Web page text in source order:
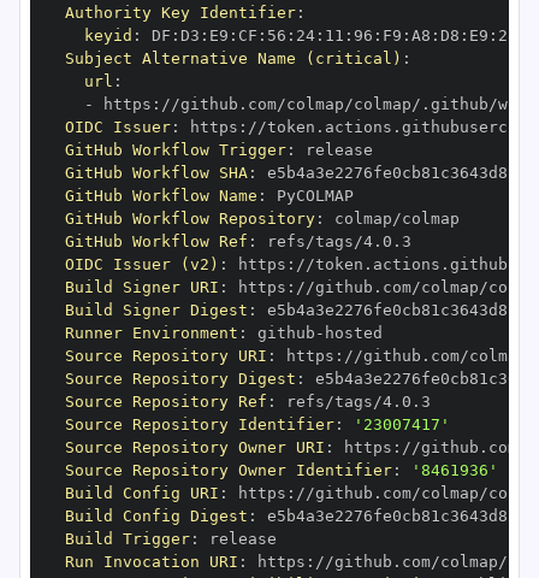
Authority Key Identifier:
keyid : DF : D3 : E9 : CF : 56 : 24: 11 : 96 : F9 : A8 : D8 : E9 : 28
Subject Alternative Name (critical) :
url :
-
https : //github.com/colmap/colmap/.github/
OIDC Issuer: https :
GitHub Workflow Trigger:
GitHub Workflow SHA:
GitHub Workflow Name :
PyCOLMAP
GitHub Workflow Repository:
GitHub Workflow Ref :
OIDC Issuer (v2) : https :
Build Signer URI : https : //github.com/colmap/
Build Signer Digest :
Runner Environment : github -
Source Repository URI : https :
Source Repository Digest :
Source Repository Ref :
Source Repository Identifier:
'23007417'
Source Repository Owner URI : https :
Source Repository Owner Identifier:
'8461936'
Build Config URI : https : //github.com/colmap/
Build Config Digest :
Build Trigger:
Run Invocation URI : https :